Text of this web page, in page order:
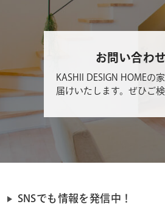
お問い合わ
KASHII DESIGN HOMEの
届けいたします。ぜひご
SNSでも情報を発信中！